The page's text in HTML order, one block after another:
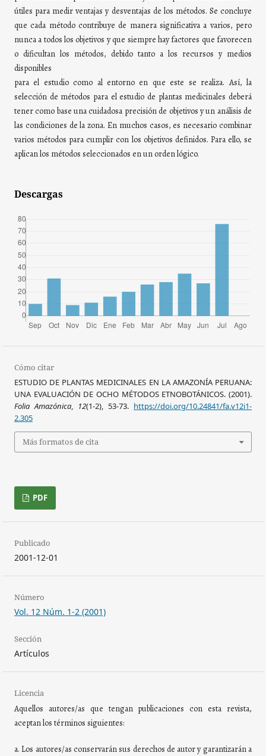
útiles para medir ventajas y desventajas de los métodos. Se concluye
que cada método contribuye de manera significativa a varios, pero
nunca a todos los objetivos y que siempre hay factores que favorecen
o dificultan los métodos, debido tanto a los recursos y medios
disponibles
para el estudio como al entorno en que este se realiza. Así, la
selección de métodos para el estudio de plantas medicinales deberá
tener como base una cuidadosa precisión de objetivos y un análisis de
las condiciones de la zona. En muchos casos, es necesario combinar
varios métodos para cumplir con los objetivos definidos. Para ello, se
aplican los métodos seleccionados en un orden lógico.
Descargas
PDF
Publicado
2001-12-01
Número
Vol. 12 Núm. 1-2 (2001)
Sección
Artículos
Licencia
Aquellos autores/as que tengan publicaciones con esta revista,
aceptan los términos siguientes:
a. Los autores/as conservarán sus derechos de autor y garantizarán a
Cómo citar
ESTUDIO DE PLANTAS MEDICINALES EN LA AMAZONÍA PERUANA:
UNA EVALUACIÓN DE OCHO MÉTODOS ETNOBOTÁNICOS. (2001).
Folia Amazónica, 12(1-2), 53-73. https://doi.org/10.24841/fa.v12i1-
2.305
Más formatos de cita